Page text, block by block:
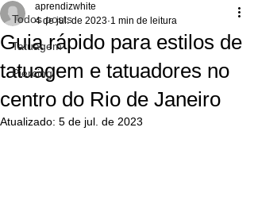
Todos posts
Tatuagem
Piercing
Guia rápido para estilos de
tatuagem e tatuadores no
centro do Rio de Janeiro
aprendizwhite
4 de jul. de 2023 1 min de leitura
Atualizado: 5 de jul. de 2023